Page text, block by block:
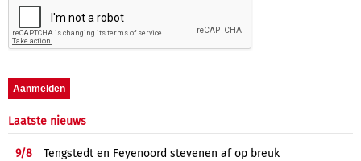
Laatste nieuws
9/8
Tengstedt en Feyenoord stevenen af op breuk